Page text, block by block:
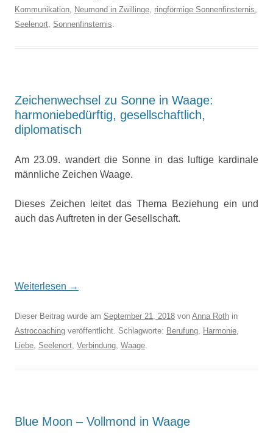
Kommunikation, Neumond in Zwillinge, ringförmige Sonnenfinsternis,
Seelenort, Sonnenfinsternis.
Zeichenwechsel zu Sonne in Waage:
harmoniebedürftig, gesellschaftlich,
diplomatisch
Am 23.09. wandert die Sonne in das luftige kardinale
männliche Zeichen Waage.
Dieses Zeichen leitet das Thema Beziehung ein und
auch das Auftreten in der Gesellschaft.
Weiterlesen →
Dieser Beitrag wurde am September 21, 2018 von Anna Roth in
Astrocoaching veröffentlicht. Schlagworte: Berufung, Harmonie,
Liebe, Seelenort, Verbindung, Waage.
Blue Moon – Vollmond in Waage